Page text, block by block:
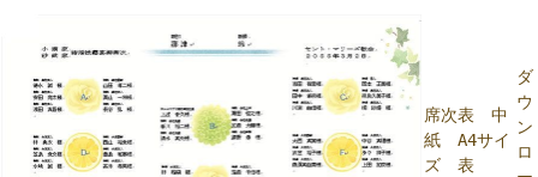
席次表 中
紙 A4サイ
ズ 表
ダ
ウ
ン
ロ